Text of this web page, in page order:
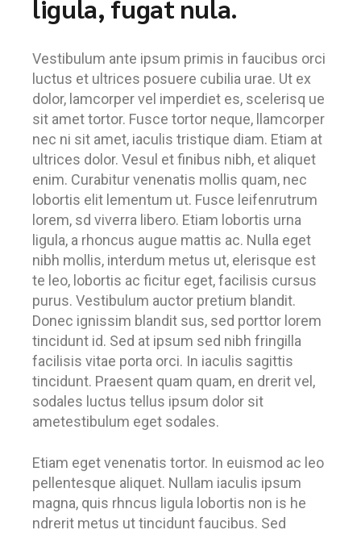
ligula, fugat nula.
Vestibulum ante ipsum primis in faucibus orci
luctus et ultrices posuere cubilia urae. Ut ex
dolor, lamcorper vel imperdiet es, scelerisq ue
sit amet tortor. Fusce tortor neque, llamcorper
nec ni sit amet, iaculis tristique diam. Etiam at
ultrices dolor. Vesul et finibus nibh, et aliquet
enim. Curabitur venenatis mollis quam, nec
lobortis elit lementum ut. Fusce leifenrutrum
lorem, sd viverra libero. Etiam lobortis urna
ligula, a rhoncus augue mattis ac. Nulla eget
nibh mollis, interdum metus ut, elerisque est
te leo, lobortis ac ficitur eget, facilisis cursus
purus. Vestibulum auctor pretium blandit.
Donec ignissim blandit sus, sed porttor lorem
tincidunt id. Sed at ipsum sed nibh fringilla
facilisis vitae porta orci. In iaculis sagittis
tincidunt. Praesent quam quam, en drerit vel,
sodales luctus tellus ipsum dolor sit
ametestibulum eget sodales.
Etiam eget venenatis tortor. In euismod ac leo
pellentesque aliquet. Nullam iaculis ipsum
magna, quis rhncus ligula lobortis non is he
ndrerit metus ut tincidunt faucibus. Sed